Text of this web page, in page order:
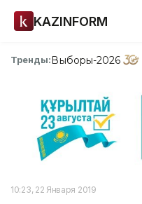
KAZINFORM
Тренды:Выборы-2026
10:23, 22 Января 2019